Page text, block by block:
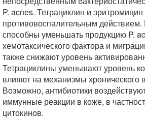
P. acnes. Тетрациклин и
противовоспалительным
способны уменьшать продукцию P.
хемотаксического фактора и
также снижают уровень
Тетрациклины уменьшают уровень
влияют на механизмы хронического
Возможно, антибиотики
иммунные реакции в коже, в
цитокинов.